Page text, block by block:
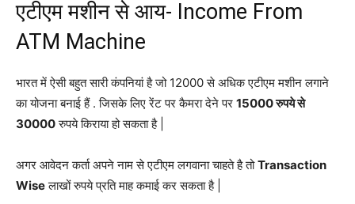
एटीएम मशीन से आय- Income From
ATM Machine
भारत में ऐसी बहुत सारी कंपनियां है जो 12000 से अधिक एटीएम मशीन लगाने
का योजना बनाई हैं . जिसके लिए रेंट पर कैमरा देने पर 15000 रुपये से
30000रुपये किराया हो सकता है |
अगर आवेदन कर्ता अपने नाम से एटीएम लगवाना चाहते है तोTransaction
Wiseलाखों रुपये प्रति माह कमाई कर सकता है |